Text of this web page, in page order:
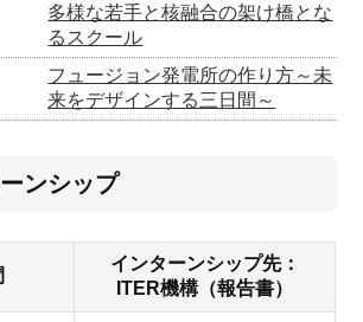
多様な若⼿と核融合の架け橋とな
るスクール
フュージョン発電所の作り方～未
来をデザインする三日間～
ンシップ
インターンシップ先：
ITER機構（報告書）